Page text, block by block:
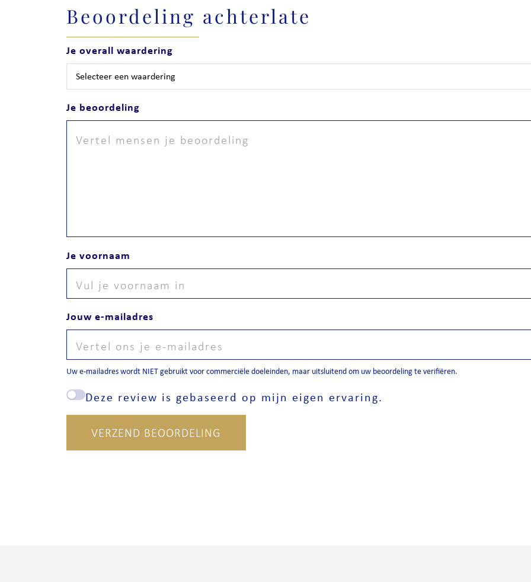
Beoordeling achterlate
Je overall waardering
Je beoordeling
Je voornaam
Jouw e-mailadres
Uw e-mailadres wordt NIET gebruikt voor commerciële doeleinden, maar uitsluitend om uw beoordeling te verifiëren.
Deze review is gebaseerd op mijn eigen ervaring.
VERZEND BEOORDELING